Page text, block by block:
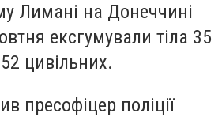
Лимані на Донеччині
ексгумували тіла 35
цивільних.
пресофіцер поліції